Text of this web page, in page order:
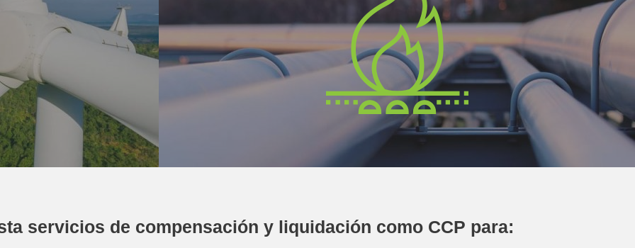
servicios de compensación y liquidación como CCP para: